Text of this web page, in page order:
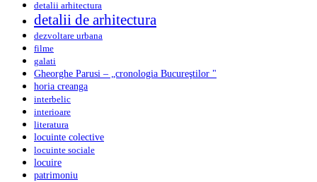
detalii arhitectura
detalii de arhitectura
dezvoltare urbana
filme
galati
Gheorghe Parusi – „cronologia Bucureştilor "
horia creanga
interbelic
interioare
literatura
locuinte colective
locuinte sociale
locuire
patrimoniu